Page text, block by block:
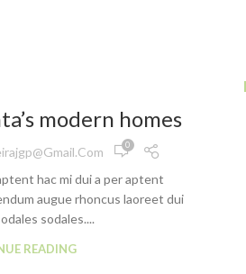
modern homes
0
hac mi dui a per aptent
augue rhoncus laoreet dui
sodales....
READING